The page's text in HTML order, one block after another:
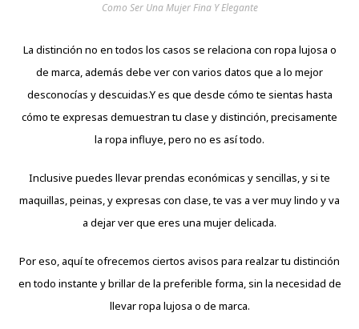
Como Ser Una Mujer Fina Y Elegante
La distinción no en todos los casos se relaciona con ropa lujosa o
de marca, además debe ver con varios datos que a lo mejor
desconocías y descuidas.Y es que desde cómo te sientas hasta
cómo te expresas demuestran tu clase y distinción, precisamente
la ropa influye, pero no es así todo.
Inclusive puedes llevar prendas económicas y sencillas, y si te
maquillas, peinas, y expresas con clase, te vas a ver muy lindo y va
a dejar ver que eres una mujer delicada.
Por eso, aquí te ofrecemos ciertos avisos para realzar tu distinción
en todo instante y brillar de la preferible forma, sin la necesidad de
llevar ropa lujosa o de marca.